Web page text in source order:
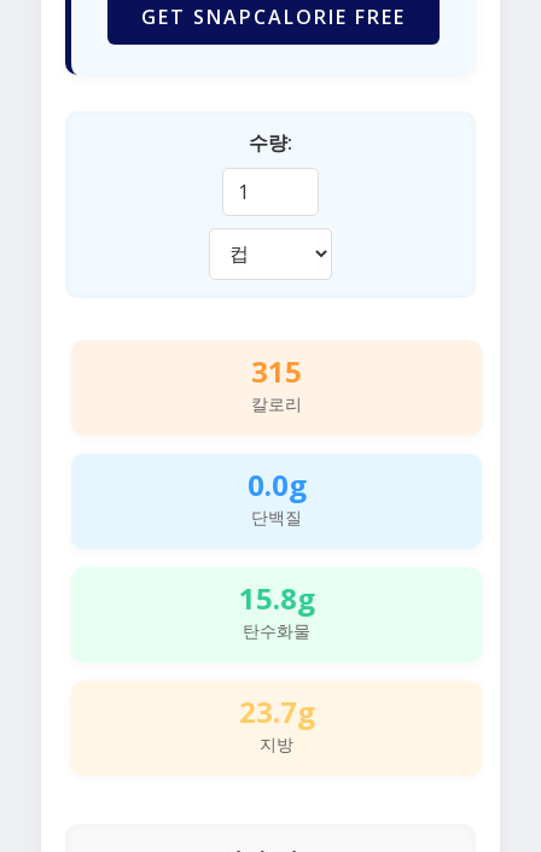
GET SNAPCALORIE FREE
수량:
315
칼로리
0.0g
단백질
15.8g
탄수화물
23.7g
지방